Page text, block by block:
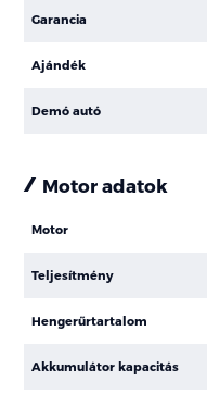
Garancia
Ajándék
Demó autó
Motor adatok
Motor
Teljesítmény
Hengerűrtartalom
Akkumulátor kapacitás